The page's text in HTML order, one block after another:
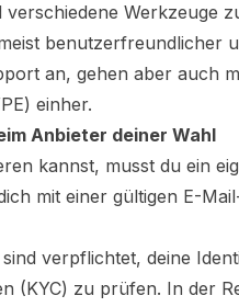
Werkzeuge
benutzerfreundlicher
an, gehen aber auch
einher.
Anbieter deiner Wahl
kannst, musst du ein
mit einer gültigen E-
verpflichtet, deine
(KYC) zu prüfen. In der